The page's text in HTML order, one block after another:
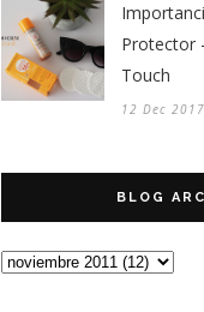
Protector
Touch
12 Dec 2017
BLOG